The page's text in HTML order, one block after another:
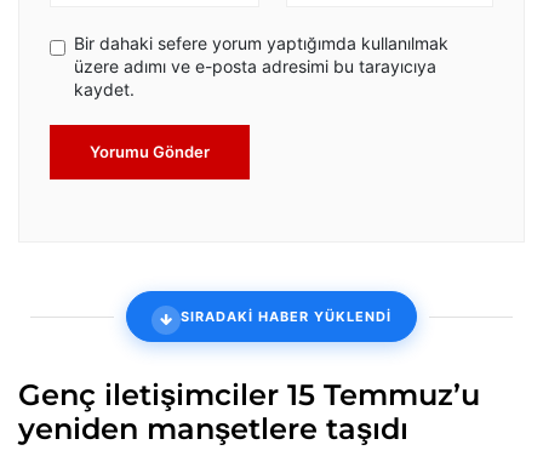
Bir dahaki sefere yorum yaptığımda kullanılmak
üzere adımı ve e-posta adresimi bu tarayıcıya
kaydet.
Yorumu Gönder
SIRADAKİ HABER YÜKLENDİ
Genç iletişimciler 15 Temmuz’u
yeniden manşetlere taşıdı